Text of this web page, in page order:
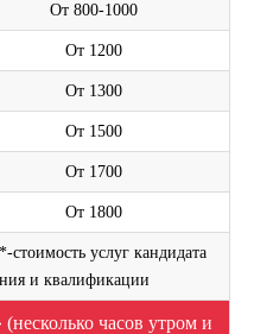
От 800-1000
От 1200
От 1300
От 1500
От 1700
От 1800
услуг кандидата
и квалификации
часов утром и